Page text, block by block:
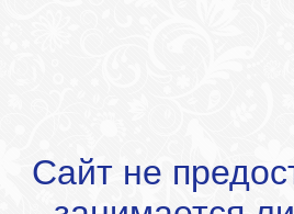
Сайт не